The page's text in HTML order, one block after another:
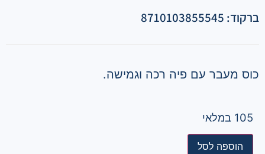
ברקוד: 8710103855545
כוס מעבר עם פיה רכה וגמישה.
105 במלאי
הוספה לסל